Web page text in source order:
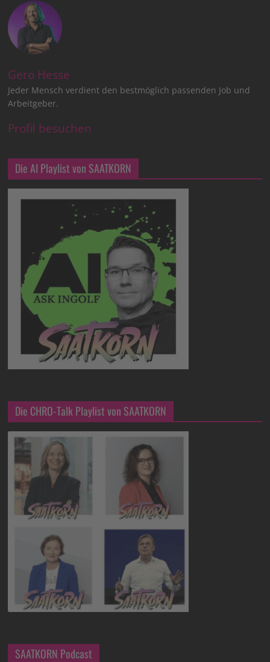
Gero Hesse
Jeder Mensch verdient den bestmöglich passenden Job und
Arbeitgeber.
Profil besuchen
Die AI Playlist von SAATKORN
Die CHRO-Talk Playlist von SAATKORN
SAATKORN Podcast